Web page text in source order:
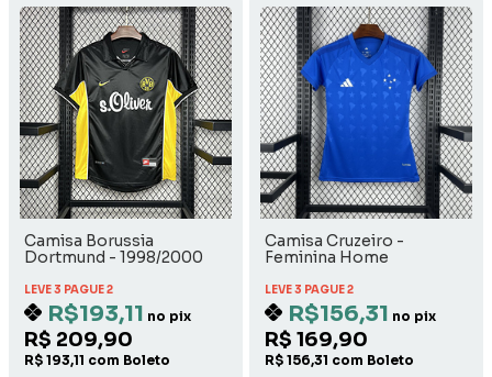
Camisa Borussia
Dortmund - 1998/2000
LEVE 3 PAGUE 2
R$193,11 no pix
R$ 209,90
R$ 193,11 com Boleto
Camisa Cruzeiro -
Feminina Home
LEVE 3 PAGUE 2
R$156,31 no pix
R$ 169,90
R$ 156,31 com Boleto